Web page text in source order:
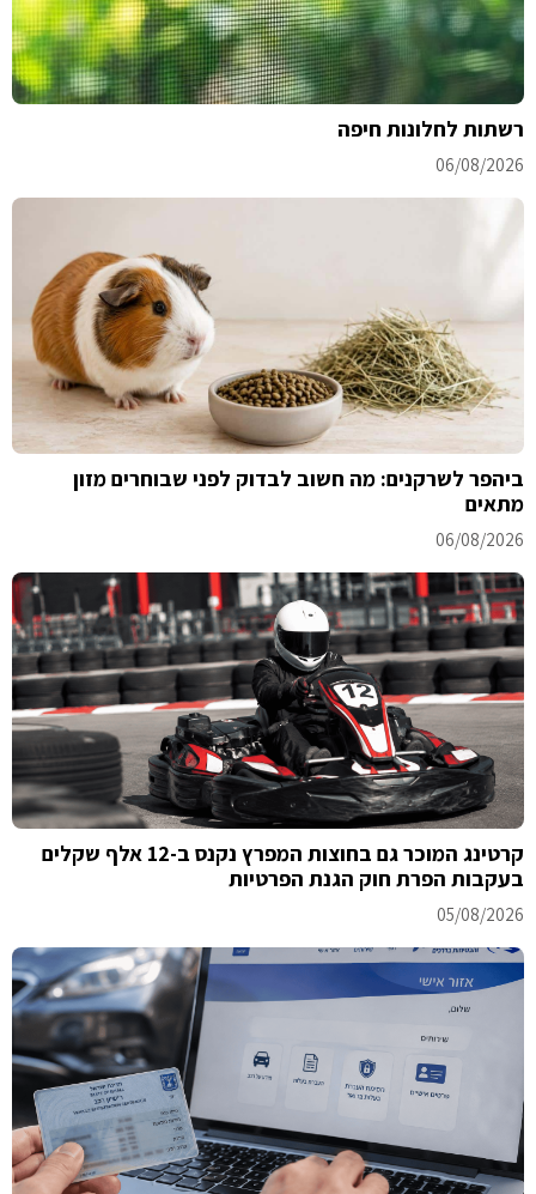
רשתות לחלונות חיפה
06/08/2026
ביהפר לשרקנים: מה חשוב לבדוק לפני שבוחרים מזון
מתאים
06/08/2026
קרטינג המוכר גם בחוצות המפרץ נקנס ב-12 אלף שקלים
בעקבות הפרת חוק הגנת הפרטיות
05/08/2026